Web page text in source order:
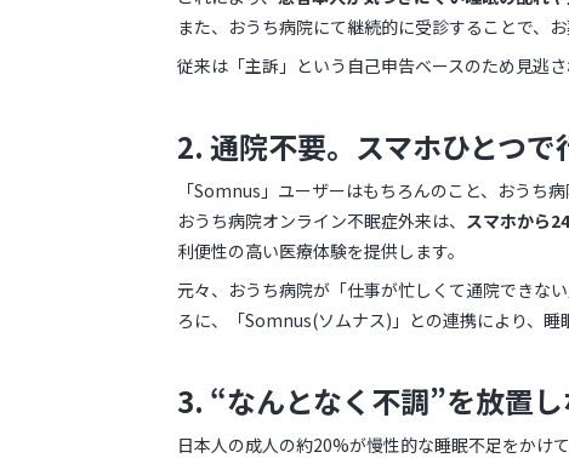
また、おうち病院にて継続的に受診することで、
従来は「主訴」という自己申告ベースのため見逃
2. 通院不要。スマホひとつ
「Somnus」ユーザーはもちろんのこと、おうち
おうち病院オンライン不眠症外来は、 スマホから
利便性の高い医療体験を提供します。
元々、おうち病院が「仕事が忙しくて通院できな
ろに、「Somnus(ソムナス)」との連携により、睡
3. “なんとなく不調”を放置し
日本人の成人の約20%が慢性的な睡眠不足をかけ